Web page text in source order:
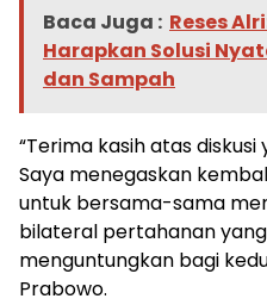
Baca Juga : Reses
Harapkan Solusi
dan Sampah
“Terima kasih atas
Saya menegaskan
untuk bersama-sama
bilateral pertahanan
menguntungkan bagi
Prabowo.